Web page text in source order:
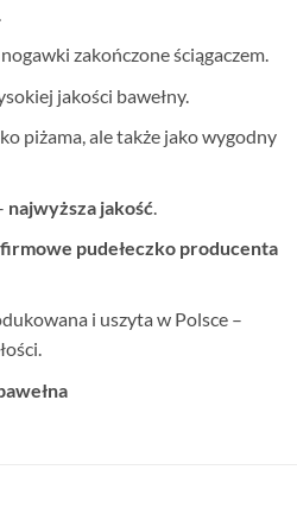
zakończone ściągaczem.
jakości bawełny.
piżama, ale także jako wygodny
najwyższa jakość.
pudełeczko producenta
i uszyta w Polsce –